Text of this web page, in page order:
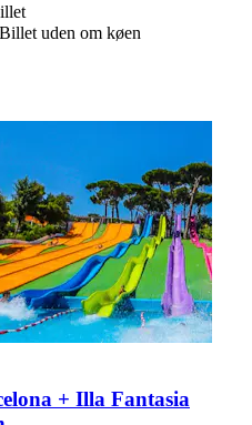
uden om køen
+ Illa Fantasia